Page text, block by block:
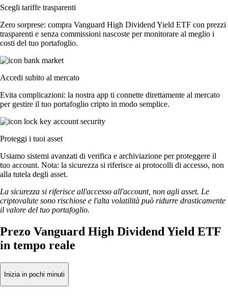
Scegli tariffe trasparenti
Zero sorprese: compra Vanguard High Dividend Yield ETF con prezzi
trasparenti e senza commissioni nascoste per monitorare al meglio i
costi del tuo portafoglio.
Accedi subito al mercato
Evita complicazioni: la nostra app ti connette direttamente al mercato
per gestire il tuo portafoglio cripto in modo semplice.
Proteggi i tuoi asset
Usiamo sistemi avanzati di verifica e archiviazione per proteggere il
tuo account. Nota: la sicurezza si riferisce ai protocolli di accesso, non
alla tutela degli asset.
La sicurezza si riferisce all'accesso all'account, non agli asset. Le
criptovalute sono rischiose e l'alta volatilità può ridurre drasticamente
il valore del tuo portafoglio.
Prezo Vanguard High Dividend Yield ETF
in tempo reale
Inizia in pochi minuti